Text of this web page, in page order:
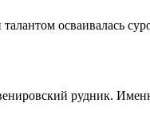
осваивалась
рудник.